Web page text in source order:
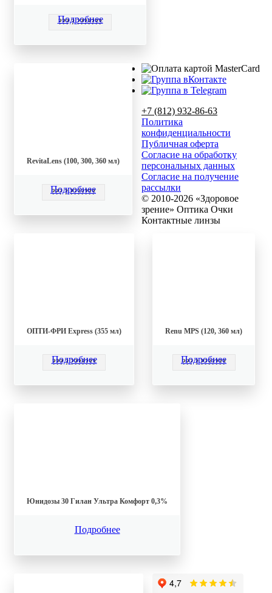
Подробнее
??? ? ???????
RevitaLens (100, 300, 360 мл)
Подробнее
??? ? ???????
ОПТИ-ФРИ Express (355 мл)
Подробнее
??? ? ???????
Renu MPS (120, 360 мл)
Подробнее
??? ? ???????
Юнидозы 30 Гилан Ультра Комфорт 0,3%
Подробнее
+7 (812) 932-86-63
Политика
конфиденциальности
Публичная оферта
Согласие на обработку
персональных данных
Согласие на получение
рассылки
© 2010-2026 «Здоровое
зрение» Оптика Очки
Контактные линзы